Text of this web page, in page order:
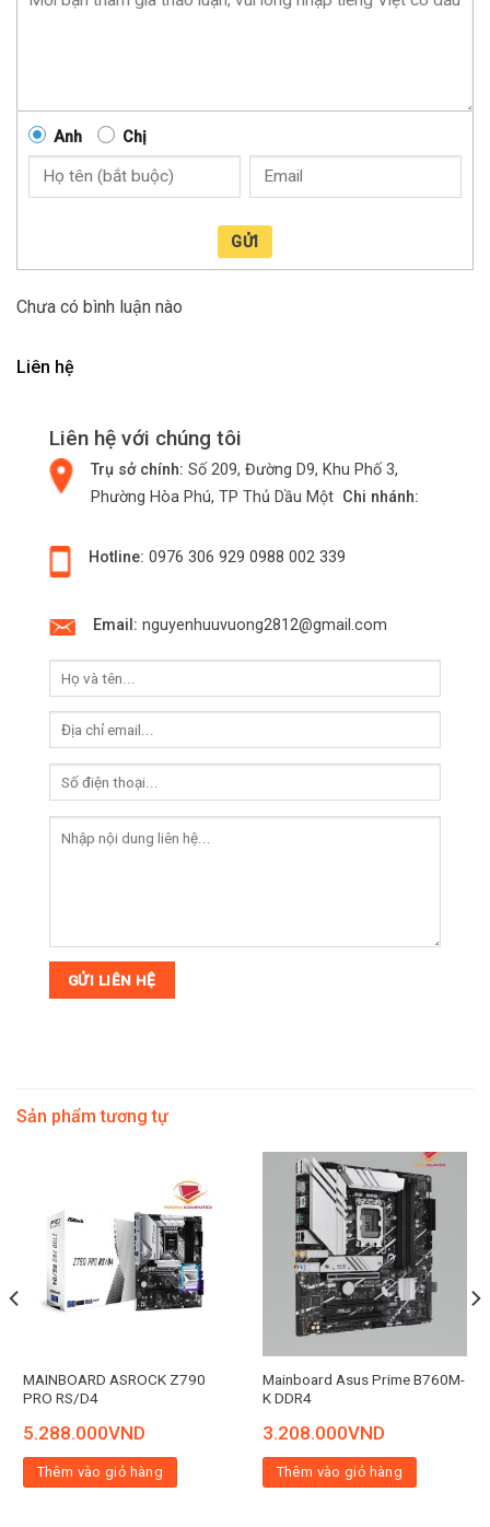
Anh Chị
GỬI
Chưa có bình luận nào
Liên hệ
Liên hệ với chúng tôi
Trụ sở chính: Số 209, Đường D9, Khu Phố 3,
Phường Hòa Phú, TP Thủ Dầu Một Chi nhánh:
Hotline: 0976 306 929 0988 002 339
Email: nguyenhuuvuong2812@gmail.com
Sản phẩm tương tự
MAINBOARD ASROCK Z790
PRO RS/D4
5.288.000VND
Thêm vào giỏ hàng
Mainboard Asus Prime B760M-
K DDR4
3.208.000VND
Thêm vào giỏ hàng